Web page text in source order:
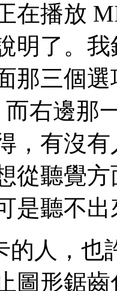
在播放
明了。
那三個選
右邊那
，有沒
從聽覺
是聽不
的人，也
圖形鋸